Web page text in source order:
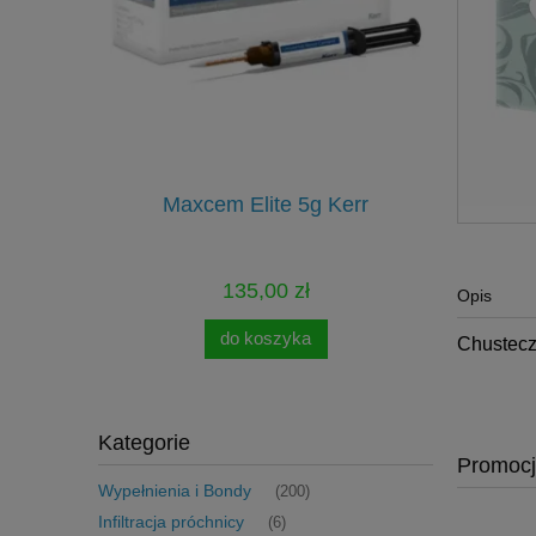
Maxcem Elite 5g Kerr
135,00 zł
do koszyka
Kategorie
Wypełnienia i Bondy (200)
Infiltracja próchnicy (6)
Opis